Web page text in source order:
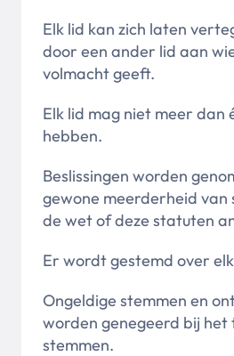
Elk lid kan zich laten
door een ander lid aan
volmacht geeft.
Elk lid mag niet meer dan
hebben.
Beslissingen worden
gewone meerderheid van
de wet of deze statuten
Er wordt gestemd over
Ongeldige stemmen en
worden genegeerd bij het
stemmen.